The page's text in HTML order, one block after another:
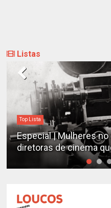
Listas
Top Lista
Especial | Mulheres
diretoras de cinema